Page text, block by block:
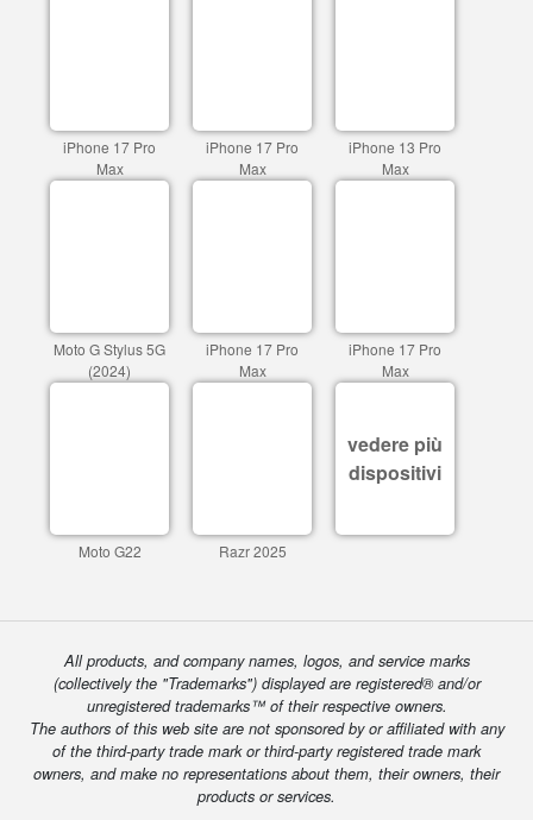
iPhone 17 Pro
Max
iPhone 17 Pro
Max
iPhone 13 Pro
Max
Moto G Stylus 5G
(2024)
iPhone 17 Pro
Max
iPhone 17 Pro
Max
Moto G22 Razr 2025
vedere più
dispositivi
All products, and company names, logos, and service marks
(collectively the "Trademarks") displayed are registered® and/or
unregistered trademarks™ of their respective owners.
The authors of this web site are not sponsored by or affiliated with any
of the third-party trade mark or third-party registered trade mark
owners, and make no representations about them, their owners, their
products or services.